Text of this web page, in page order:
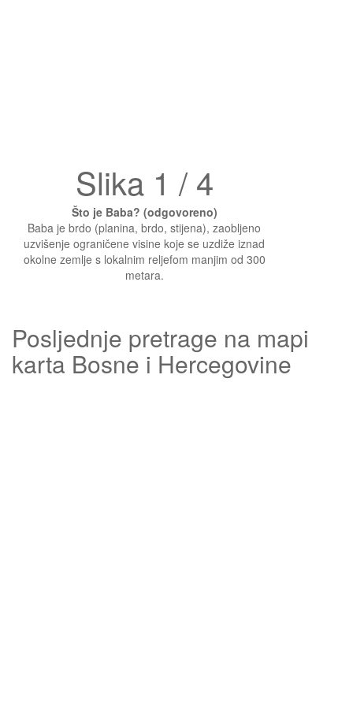
Slika 1 / 4
Što je Baba? (odgovoreno)
Baba je brdo (planina, brdo, stijena), zaobljeno
uzvišenje ograničene visine koje se uzdiže iznad
okolne zemlje s lokalnim reljefom manjim od 300
metara.
Posljednje pretrage na mapi
karta Bosne i Hercegovine